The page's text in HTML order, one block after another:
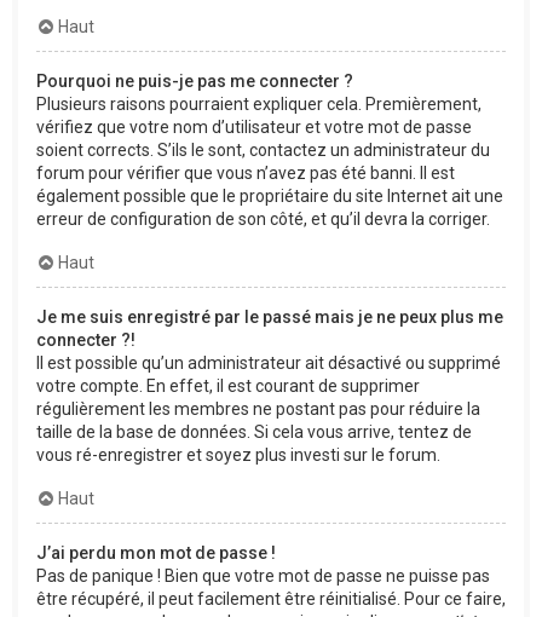
Haut
Pourquoi ne puis-je pas me connecter ?
Plusieurs raisons pourraient expliquer cela. Premièrement,
vérifiez que votre nom d’utilisateur et votre mot de passe
soient corrects. S’ils le sont, contactez un administrateur du
forum pour vérifier que vous n’avez pas été banni. Il est
également possible que le propriétaire du site Internet ait une
erreur de configuration de son côté, et qu’il devra la corriger.
Haut
Je me suis enregistré par le passé mais je ne peux plus me
connecter ?!
Il est possible qu’un administrateur ait désactivé ou supprimé
votre compte. En effet, il est courant de supprimer
régulièrement les membres ne postant pas pour réduire la
taille de la base de données. Si cela vous arrive, tentez de
vous ré-enregistrer et soyez plus investi sur le forum.
Haut
J’ai perdu mon mot de passe !
Pas de panique ! Bien que votre mot de passe ne puisse pas
être récupéré, il peut facilement être réinitialisé. Pour ce faire,